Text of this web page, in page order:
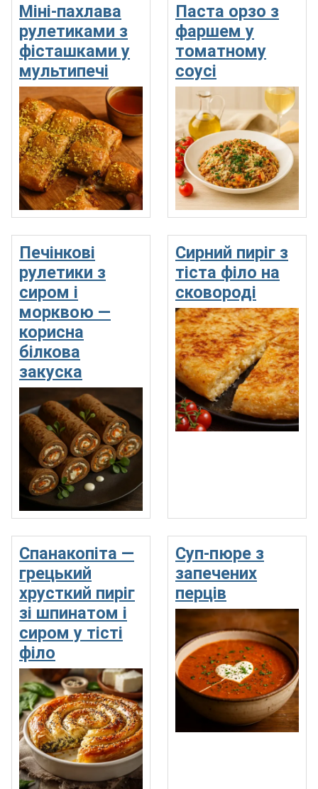
Міні-пахлава
рулетиками з
фісташками у
мультипечі
Паста орзо з
фаршем у
томатному
соусі
Печінкові
рулетики з
сиром і
морквою —
корисна
білкова
закуска
Сирний пиріг з
тіста філо на
сковороді
Спанакопіта —
грецький
хрусткий пиріг
зі шпинатом і
сиром у тісті
філо
Суп-пюре з
запечених
перців